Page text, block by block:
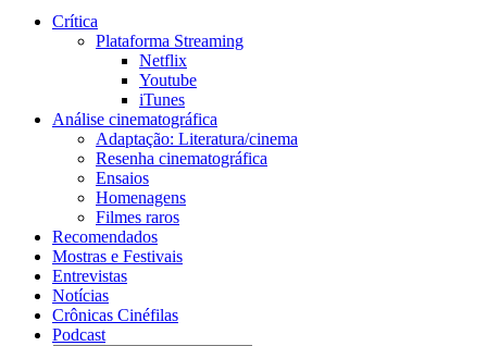
Crítica
Plataforma Streaming
Netflix
Youtube
iTunes
Análise cinematográfica
Adaptação: Literatura/cinema
Resenha cinematográfica
Ensaios
Homenagens
Filmes raros
Recomendados
Mostras e Festivais
Entrevistas
Notícias
Crônicas Cinéfilas
Podcast